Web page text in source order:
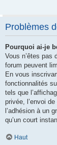
Problèmes
Pourquoi ai-je
Vous n’êtes pas
forum peuvent
En vous
fonctionnalités
tels que
privée, l’envoi
l’adhésion à un
qu’un court
Haut